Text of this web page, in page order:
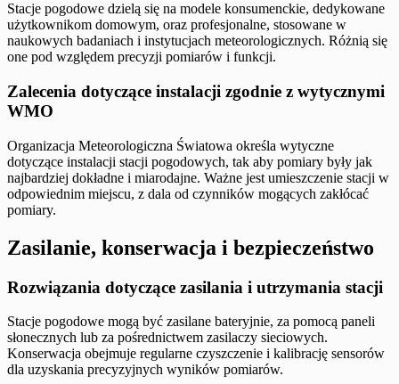
Stacje pogodowe dzielą się na modele konsumenckie, dedykowane
użytkownikom domowym, oraz profesjonalne, stosowane w
naukowych badaniach i instytucjach meteorologicznych. Różnią się
one pod względem precyzji pomiarów i funkcji.
Zalecenia dotyczące instalacji zgodnie z wytycznymi
WMO
Organizacja Meteorologiczna Światowa określa wytyczne
dotyczące instalacji stacji pogodowych, tak aby pomiary były jak
najbardziej dokładne i miarodajne. Ważne jest umieszczenie stacji w
odpowiednim miejscu, z dala od czynników mogących zakłócać
pomiary.
Zasilanie, konserwacja i bezpieczeństwo
Rozwiązania dotyczące zasilania i utrzymania stacji
Stacje pogodowe mogą być zasilane bateryjnie, za pomocą paneli
słonecznych lub za pośrednictwem zasilaczy sieciowych.
Konserwacja obejmuje regularne czyszczenie i kalibrację sensorów
dla uzyskania precyzyjnych wyników pomiarów.